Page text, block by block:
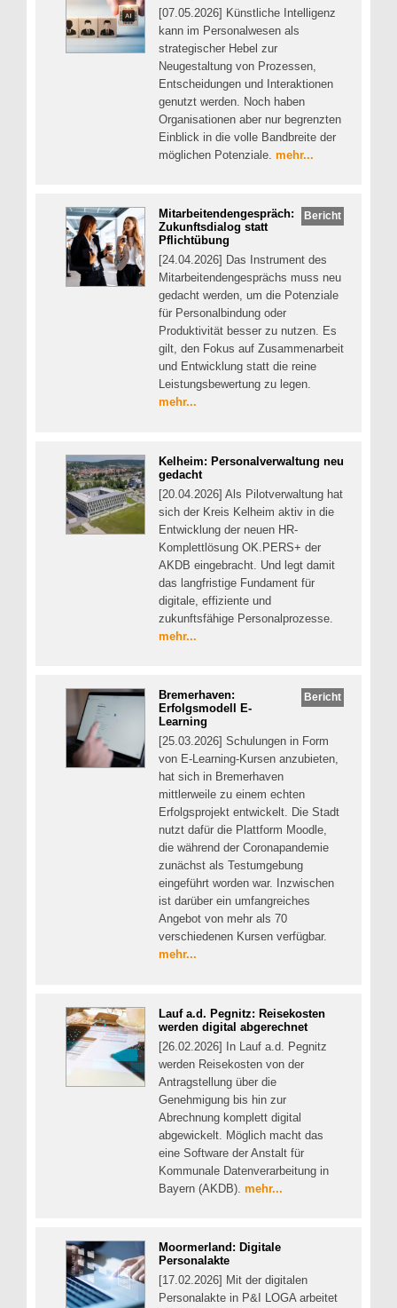
[07.05.2026] Künstliche Intelligenz
kann im Personalwesen als
strategischer Hebel zur
Neugestaltung von Prozessen,
Entscheidungen und Interaktionen
genutzt werden. Noch haben
Organisationen aber nur begrenzten
Einblick in die volle Bandbreite der
möglichen Potenziale. mehr...
Bericht
Mitarbeitendengespräch:
Zukunftsdialog statt
Pflichtübung
[24.04.2026] Das Instrument des
Mitarbeitendengesprächs muss neu
gedacht werden, um die Potenziale
für Personalbindung oder
Produktivität besser zu nutzen. Es
gilt, den Fokus auf Zusammenarbeit
und Entwicklung statt die reine
Leistungsbewertung zu legen.
mehr...
Kelheim: Personalverwaltung neu
gedacht
[20.04.2026] Als Pilotverwaltung hat
sich der Kreis Kelheim aktiv in die
Entwicklung der neuen HR-
Komplettlösung OK.PERS+ der
AKDB eingebracht. Und legt damit
das langfristige Fundament für
digitale, effiziente und
zukunftsfähige Personalprozesse.
mehr...
Bericht
Bremerhaven:
Erfolgsmodell E-
Learning
[25.03.2026] Schulungen in Form
von E-Learning-Kursen anzubieten,
hat sich in Bremerhaven
mittlerweile zu einem echten
Erfolgsprojekt entwickelt. Die Stadt
nutzt dafür die Plattform Moodle,
die während der Coronapandemie
zunächst als Testumgebung
eingeführt worden war. Inzwischen
ist darüber ein umfangreiches
Angebot von mehr als 70
verschiedenen Kursen verfügbar.
mehr...
Lauf a.d. Pegnitz: Reisekosten
werden digital abgerechnet
[26.02.2026] In Lauf a.d. Pegnitz
werden Reisekosten von der
Antragstellung über die
Genehmigung bis hin zur
Abrechnung komplett digital
abgewickelt. Möglich macht das
eine Software der Anstalt für
Kommunale Datenverarbeitung in
Bayern (AKDB). mehr...
Moormerland: Digitale
Personalakte
[17.02.2026] Mit der digitalen
Personalakte in P&I LOGA arbeitet